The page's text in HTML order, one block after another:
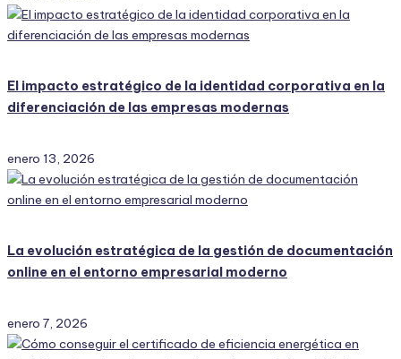
El impacto estratégico de la identidad corporativa en la
diferenciación de las empresas modernas
enero 13, 2026
La evolución estratégica de la gestión de documentación
online en el entorno empresarial moderno
enero 7, 2026